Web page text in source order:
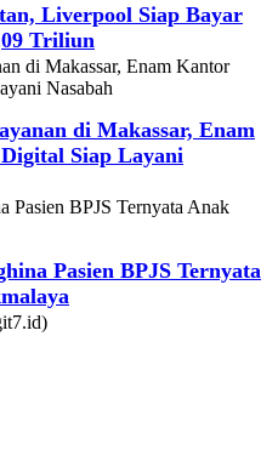
Liverpool Siap Bayar
Triliun
di Makassar, Enam
Siap Layani
Pasien BPJS Ternyata